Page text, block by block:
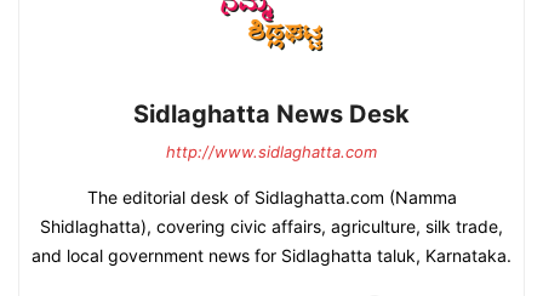
Sidlaghatta News Desk
http://www.sidlaghatta.com
The editorial desk of Sidlaghatta.com (Namma
Shidlaghatta), covering civic affairs, agriculture, silk trade,
and local government news for Sidlaghatta taluk, Karnataka.